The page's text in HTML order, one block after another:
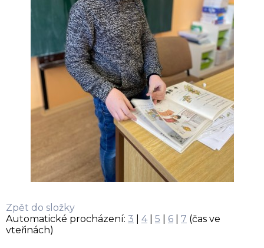
Zpět do složky
Automatické procházení: 3 4| 5 6 7 (čas ve
vteřinách)